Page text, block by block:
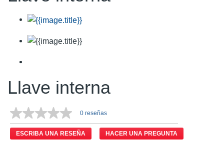
Llave interna
0 reseñas
ESCRIBA UNA RESEÑA HACER UNA PREGUNTA